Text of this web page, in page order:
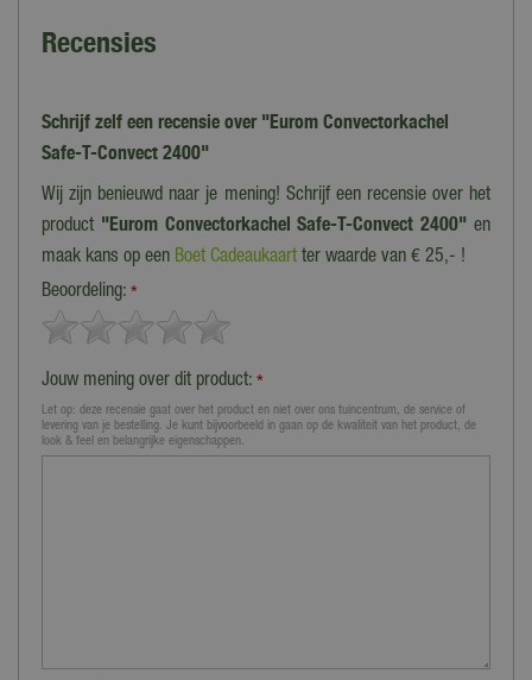
Recensies
Schrijf zelf een recensie over "Eurom Convectorkachel
Safe-T-Convect 2400"
Wij zijn benieuwd naar je mening! Schrijf een recensie over het
product "Eurom Convectorkachel Safe-T-Convect 2400" en
maak kans op een Boet Cadeaukaart ter waarde van € 25,- !
Beoordeling: *
Jouw mening over dit product: *
Let op: deze recensie gaat over het product en niet over ons tuincentrum, de service of
levering van je bestelling. Je kunt bijvoorbeeld in gaan op de kwaliteit van het product, de
look & feel en belangrijke eigenschappen.